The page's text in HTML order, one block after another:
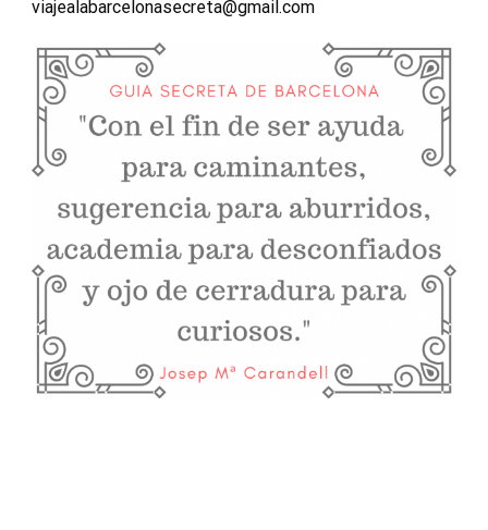
viajealabarcelonasecreta@gmail.com